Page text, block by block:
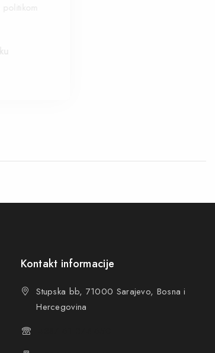
Kontakt informacije
Stupska bb, 71000 Sarajevo, Bosna i
Hercegovina